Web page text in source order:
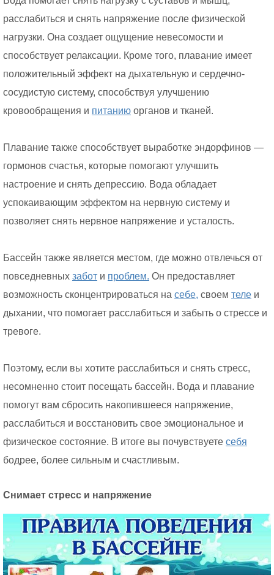
расслабиться и снять напряжение после физической
нагрузки. Она создает ощущение невесомости и
способствует релаксации. Кроме того, плавание имеет
положительный эффект на дыхательную и сердечно-
сосудистую систему, способствуя улучшению
кровообращения и питанию органов и тканей.
Плавание также способствует выработке эндорфинов —
гормонов счастья, которые помогают улучшить
настроение и снять депрессию. Вода обладает
успокаивающим эффектом на нервную систему и
позволяет снять нервное напряжение и усталость.
Бассейн также является местом, где можно отвлечься от
повседневных забот и проблем. Он предоставляет
возможность сконцентрироваться на себе, своем теле и
дыхании, что помогает расслабиться и забыть о стрессе и
тревоге.
Поэтому, если вы хотите расслабиться и снять стресс,
несомненно стоит посещать бассейн. Вода и плавание
помогут вам сбросить накопившееся напряжение,
расслабиться и восстановить свое эмоциональное и
физическое состояние. В итоге вы почувствуете себя
бодрее, более сильным и счастливым.
Снимает стресс и напряжение